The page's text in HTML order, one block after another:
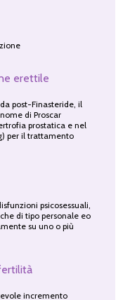
erettile
post-Finasteride, il
di Proscar
prostatica e nel
per il trattamento
psicosessuali,
di tipo personale eo
su uno o più
incremento